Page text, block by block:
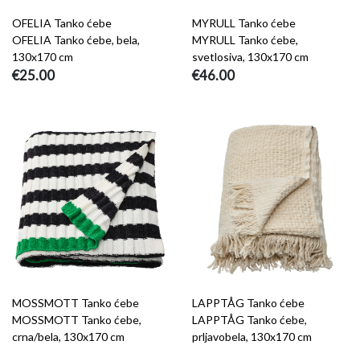
OFELIA Tanko ćebe
OFELIA Tanko ćebe, bela,
130x170 cm
€25.00
MYRULL Tanko ćebe
MYRULL Tanko ćebe,
svetlosiva, 130x170 cm
€46.00
MOSSMOTT Tanko ćebe
MOSSMOTT Tanko ćebe,
crna/bela, 130x170 cm
LAPPTÅG Tanko ćebe
LAPPTÅG Tanko ćebe,
prljavobela, 130x170 cm